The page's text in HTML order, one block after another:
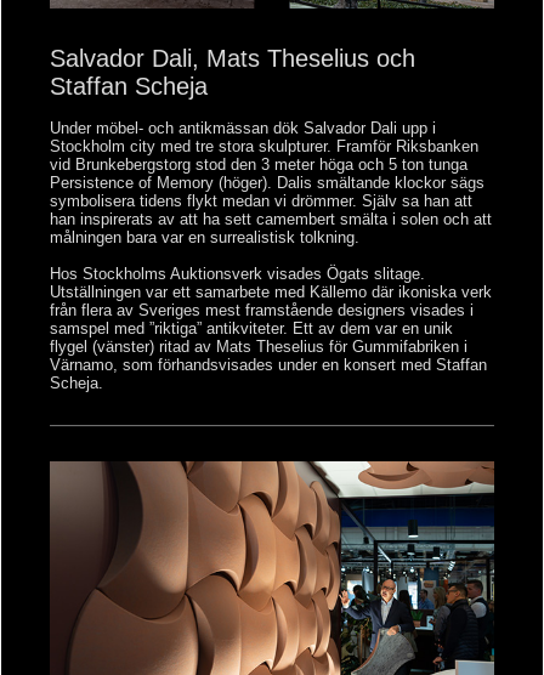
Salvador Dali, Mats Theselius och
Staffan Scheja
Under möbel- och antikmässan dök Salvador Dali upp i
Stockholm city med tre stora skulpturer. Framför Riksbanken
vid Brunkebergstorg stod den 3 meter höga och 5 ton tunga
Persistence of Memory (höger). Dalis smältande klockor sägs
symbolisera tidens flykt medan vi drömmer. Själv sa han att
han inspirerats av att ha sett camembert smälta i solen och att
målningen bara var en surrealistisk tolkning.
Hos Stockholms Auktionsverk visades Ögats slitage.
Utställningen var ett samarbete med Källemo där ikoniska verk
från flera av Sveriges mest framstående designers visades i
samspel med ”riktiga” antikviteter. Ett av dem var en unik
flygel (vänster) ritad av Mats Theselius för Gummifabriken i
Värnamo, som förhandsvisades under en konsert med Staffan
Scheja.